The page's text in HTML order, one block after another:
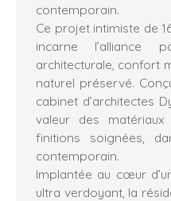
contemporain.
Ce projet intimiste de
incarne l’alliance
architecturale, confort
naturel préservé.
cabinet d’architectes
valeur des
finitions soignées,
contemporain.
Implantée au cœur
ultra verdoyant, la